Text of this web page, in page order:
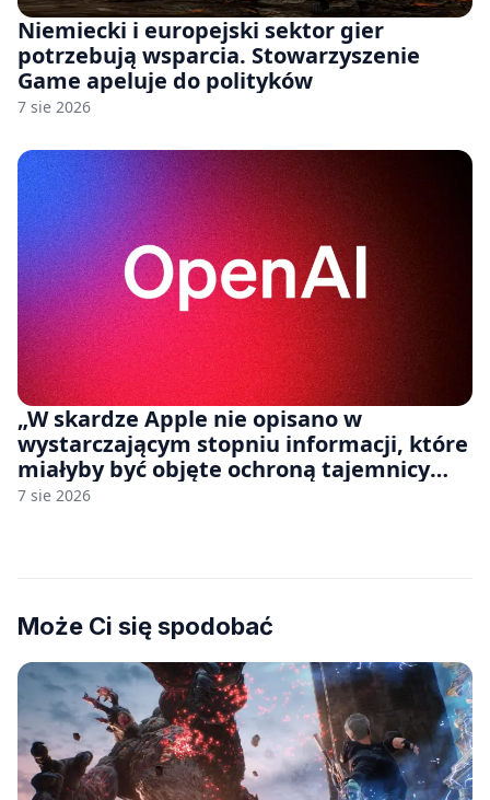
Niemiecki i europejski sektor gier
potrzebują wsparcia. Stowarzyszenie
Game apeluje do polityków
7 sie 2026
„W skardze Apple nie opisano w
wystarczającym stopniu informacji, które
miałyby być objęte ochroną tajemnicy
handlowej”. OpenAI żąda odrzucenia
7 sie 2026
Może Ci się spodobać